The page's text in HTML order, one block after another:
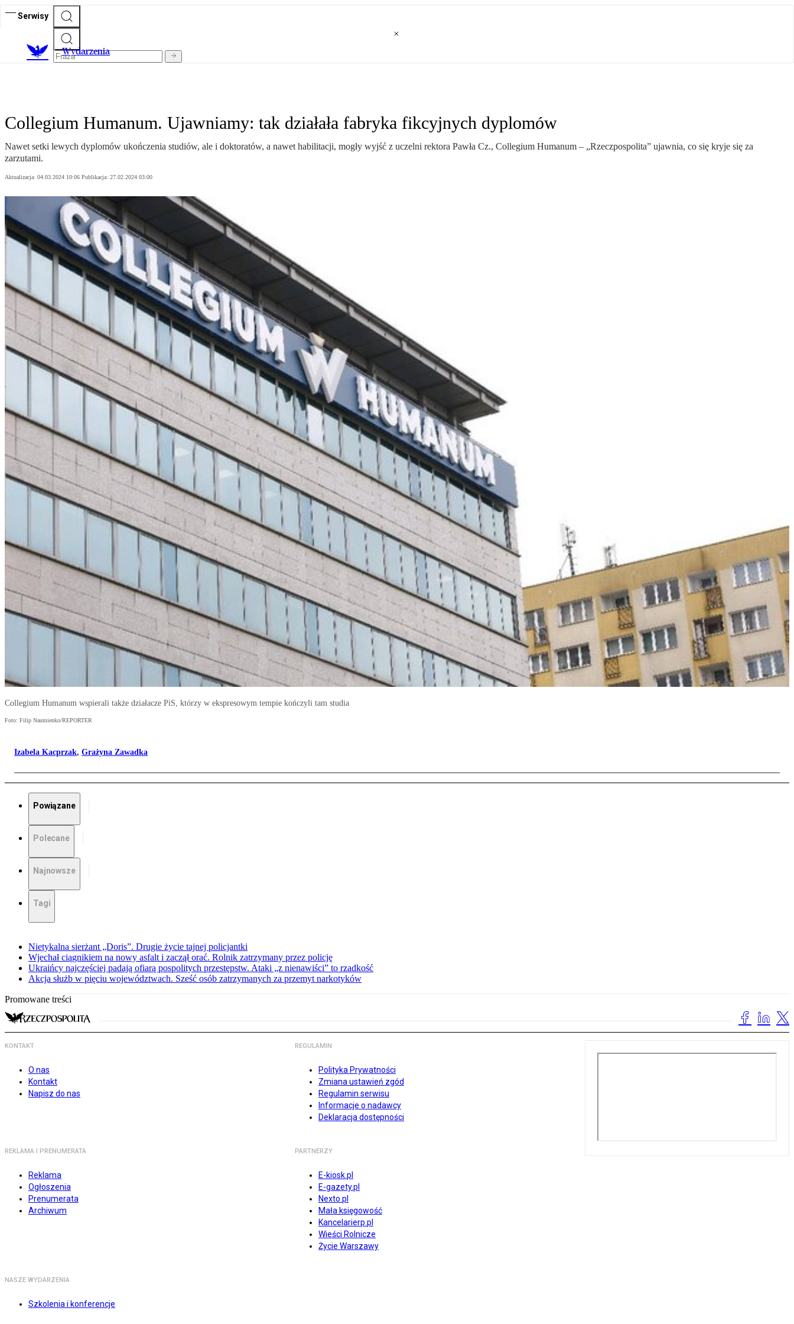
Serwisy
Wydarzenia
Collegium Humanum. Ujawniamy: tak działała fabryka fikcyjnych dyplomów
Nawet setki lewych dyplomów ukończenia studiów, ale i doktoratów, a nawet habilitacji, mogły wyjść z uczelni rektora Pawła Cz., Collegium Humanum – „Rzeczpospolita” ujawnia, co się kryje się za
zarzutami.
Aktualizacja: 04.03.2024 10:06 Publikacja: 27.02.2024 03:00
Collegium Humanum wspierali także działacze PiS, którzy w ekspresowym tempie kończyli tam studia
Foto: Filip Naumienko/REPORTER
Izabela Kacprzak, Grażyna Zawadka
Powiązane
Polecane
Najnowsze
Tagi
Nietykalna sierżant „Doris”. Drugie życie tajnej policjantki
Wjechał ciągnikiem na nowy asfalt i zaczął orać. Rolnik zatrzymany przez policję
Ukraińcy najczęściej padają ofiarą pospolitych przestępstw. Ataki „z nienawiści” to rzadkość
Akcja służb w pięciu województwach. Sześć osób zatrzymanych za przemyt narkotyków
Promowane treści
KONTAKT
O nas
Kontakt
Napisz do nas
REGULAMIN
Polityka Prywatności
Zmiana ustawień zgód
Regulamin serwisu
Informacje o nadawcy
Deklaracja dostępności
REKLAMA I PRENUMERATA
Reklama
Ogłoszenia
Prenumerata
Archiwum
PARTNERZY
E-kiosk.pl
E-gazety.pl
Nexto.pl
Mała księgowość
Kancelarierp.pl
Wieści Rolnicze
Życie Warszawy
NASZE WYDARZENIA
Szkolenia i konferencje